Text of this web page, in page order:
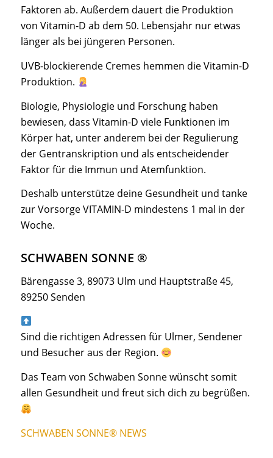
Faktoren ab. Außerdem dauert die Produktion
von Vitamin-D ab dem 50. Lebensjahr nur etwas
länger als bei jüngeren Personen.
UVB-blockierende Cremes hemmen die Vitamin-D
Produktion.
Biologie, Physiologie und Forschung haben
bewiesen, dass Vitamin-D viele Funktionen im
Körper hat, unter anderem bei der Regulierung
der Gentranskription und als entscheidender
Faktor für die Immun und Atemfunktion.
Deshalb unterstütze deine Gesundheit und tanke
zur Vorsorge VITAMIN-D mindestens 1 mal in der
Woche.
SCHWABEN SONNE ®
Bärengasse 3, 89073 Ulm und Hauptstraße 45,
89250 Senden
Sind die richtigen Adressen für Ulmer, Sendener
und Besucher aus der Region.
Das Team von Schwaben Sonne wünscht somit
allen Gesundheit und freut sich dich zu begrüßen.
SCHWABEN SONNE® NEWS